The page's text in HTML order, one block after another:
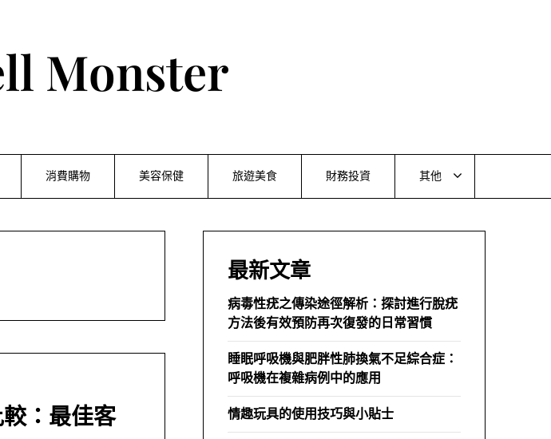
Monster
消費購物 美容保健 旅遊美食 財務投資 其他
：最佳客
最新文章
病毒性疣之傳染途徑解析：探討進行脫疣
方法後有效預防再次復發的日常習慣
睡眠呼吸機與肥胖性肺換氣不足綜合症：
呼吸機在複雜病例中的應用
情趣玩具的使用技巧與小貼士